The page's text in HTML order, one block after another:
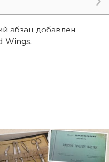
абзац добавлен
Wings.